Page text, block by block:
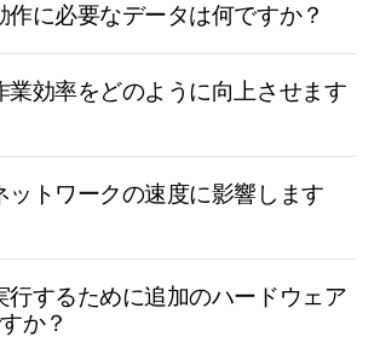
作に必要なデータは何ですか？
業効率をどのように向上させます
ットワークの速度に影響します
行するために追加のハードウェア
か？